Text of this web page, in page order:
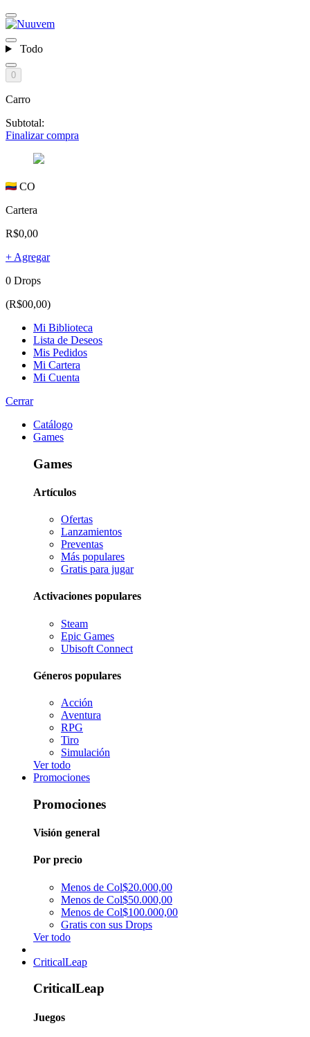
Todo
0
Carro
Subtotal:
Finalizar compra
CO
Cartera
R$0,00
+ Agregar
0 Drops
(R$00,00)
Mi Biblioteca
Lista de Deseos
Mis Pedidos
Mi Cartera
Mi Cuenta
Cerrar
Catálogo
Games
Games
Artículos
Ofertas
Lanzamientos
Preventas
Más populares
Gratis para jugar
Activaciones populares
Steam
Epic Games
Ubisoft Connect
Géneros populares
Acción
Aventura
RPG
Tiro
Simulación
Ver todo
Promociones
Promociones
Visión general
Por precio
Menos de Col$20.000,00
Menos de Col$50.000,00
Menos de Col$100.000,00
Gratis con sus Drops
Ver todo
CriticalLeap
CriticalLeap
Juegos